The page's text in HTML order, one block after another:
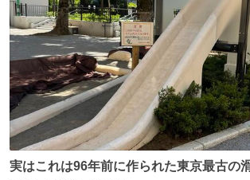
数
実はこれは96年前に作られた東京最古の